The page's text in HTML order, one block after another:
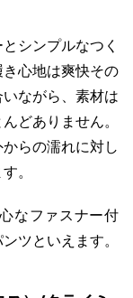
シンプルなつく
心地は爽快その
ながら、素材は
どありません。
らの濡れに対し
。
なファスナー付
ツといえます。